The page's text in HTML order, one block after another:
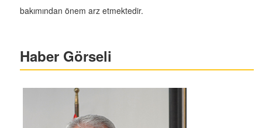
bakımından önem arz etmektedir.
Haber Görseli